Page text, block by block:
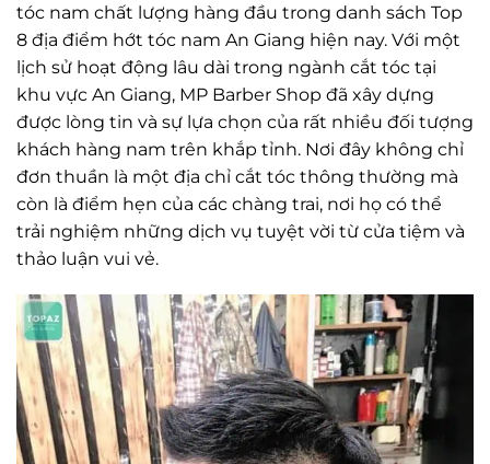
tóc nam chất lượng hàng đầu trong danh sách Top
8 địa điểm hớt tóc nam An Giang hiện nay. Với một
lịch sử hoạt động lâu dài trong ngành cắt tóc tại
khu vực An Giang, MP Barber Shop đã xây dựng
được lòng tin và sự lựa chọn của rất nhiều đối tượng
khách hàng nam trên khắp tỉnh. Nơi đây không chỉ
đơn thuần là một địa chỉ cắt tóc thông thường mà
còn là điểm hẹn của các chàng trai, nơi họ có thể
trải nghiệm những dịch vụ tuyệt vời từ cửa tiệm và
thảo luận vui vẻ.